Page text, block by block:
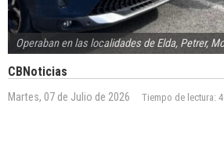
Operaban en las localidades de Elda, Petrer,
CBNoticias
Martes, 07 de Julio de 2026 Tiempo de lectura: